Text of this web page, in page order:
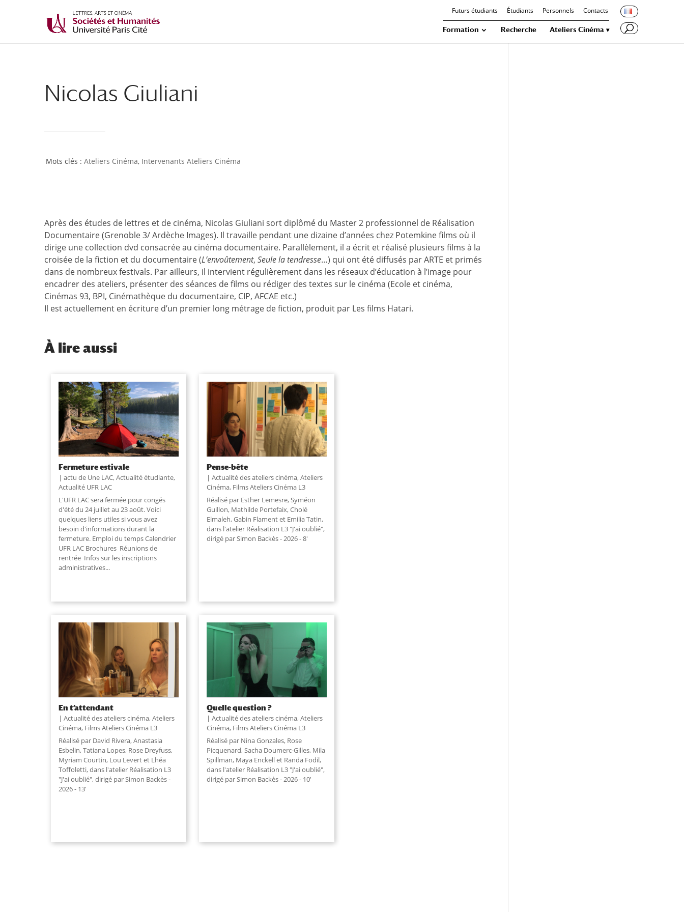
Futurs étudiants Étudiants Personnels Contacts
Formation Recherche Ateliers Cinéma
Nicolas Giuliani
Ateliers Cinéma, Intervenants Ateliers Cinéma
Après des études de lettres et de cinéma, Nicolas Giuliani sort diplômé du Master 2 professionnel de Réalisation
Documentaire (Grenoble 3/ Ardèche Images). Il travaille pendant une dizaine d’années chez Potemkine films où il
dirige une collection dvd consacrée au cinéma documentaire. Parallèlement, il a écrit et réalisé plusieurs films à la
croisée de la fiction et du documentaire (L’envoûtement, Seule la tendresse…) qui ont été diffusés par ARTE et primés
dans de nombreux festivals. Par ailleurs, il intervient régulièrement dans les réseaux d’éducation à l’image pour
encadrer des ateliers, présenter des séances de films ou rédiger des textes sur le cinéma (Ecole et cinéma,
Cinémas 93, BPI, Cinémathèque du documentaire, CIP, AFCAE etc.)
Il est actuellement en écriture d’un premier long métrage de fiction, produit par Les films Hatari.
À lire aussi
Fermeture estivale
actu de Une LAC,Actualité étudiante,
Actualité UFR LAC
L'UFR LAC sera fermée pour congés
d'été du 24 juillet au 23 août. Voici
quelques liens utiles si vous avez
besoin d'informations durant la
fermeture. Emploi du temps Calendrier
UFR LAC Brochures Réunions de
rentrée Infos sur les inscriptions
administratives...
Pense-bête
Actualité des ateliers cinéma,Ateliers
Cinéma, Films Ateliers Cinéma L3
Réalisé par Esther Lemesre, Syméon
Guillon, Mathilde Portefaix, Cholé
Elmaleh, Gabin Flament et Emilia Tatin,
dans l'atelier Réalisation L3 "J'ai oublié",
dirigé par Simon Backès - 2026 - 8'
En t’attendant
Actualité des ateliers cinéma,Ateliers
Cinéma, Films Ateliers Cinéma L3
Réalisé par David Rivera, Anastasia
Esbelin, Tatiana Lopes, Rose Dreyfuss,
Myriam Courtin, Lou Levert et Lhéa
Toffoletti, dans l'atelier Réalisation L3
"J'ai oublié", dirigé par Simon Backès -
2026 - 13'
Quelle question ?
Actualité des ateliers cinéma,Ateliers
Cinéma, Films Ateliers Cinéma L3
Réalisé par Nina Gonzales, Rose
Picquenard, Sacha Doumerc-Gilles, Mila
Spillman, Maya Enckell et Randa Fodil,
dans l'atelier Réalisation L3 "J'ai oublié",
dirigé par Simon Backès - 2026 - 10'